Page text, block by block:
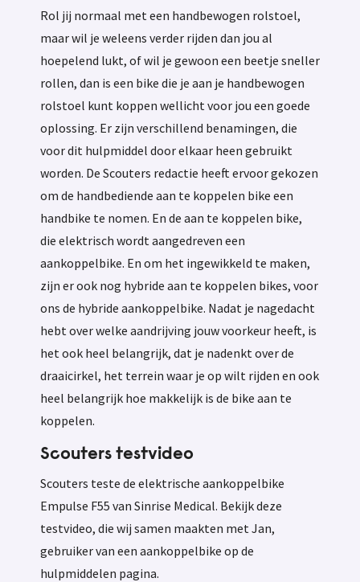
Rol jij normaal met een handbewogen rolstoel,
maar wil je weleens verder rijden dan jou al
hoepelend lukt, of wil je gewoon een beetje sneller
rollen, dan is een bike die je aan je handbewogen
rolstoel kunt koppen wellicht voor jou een goede
oplossing. Er zijn verschillend benamingen, die
voor dit hulpmiddel door elkaar heen gebruikt
worden. De Scouters redactie heeft ervoor gekozen
om de handbediende aan te koppelen bike een
handbike te nomen. En de aan te koppelen bike,
die elektrisch wordt aangedreven een
aankoppelbike. En om het ingewikkeld te maken,
zijn er ook nog hybride aan te koppelen bikes, voor
ons de hybride aankoppelbike. Nadat je nagedacht
hebt over welke aandrijving jouw voorkeur heeft, is
het ook heel belangrijk, dat je nadenkt over de
draaicirkel, het terrein waar je op wilt rijden en ook
heel belangrijk hoe makkelijk is de bike aan te
koppelen.
Scouters testvideo
Scouters teste de elektrische aankoppelbike
Empulse F55 van Sinrise Medical. Bekijk deze
testvideo, die wij samen maakten met Jan,
gebruiker van een aankoppelbike op de
hulpmiddelen pagina.